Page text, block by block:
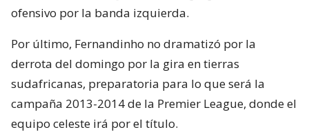
ofensivo por la banda izquierda.
Por último, Fernandinho no dramatizó por la
derrota del domingo por la gira en tierras
sudafricanas, preparatoria para lo que será la
campaña 2013-2014 de la Premier League, donde el
equipo celeste irá por el título.